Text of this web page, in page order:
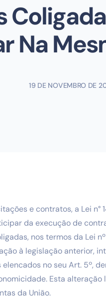
Na
19 DE NOVEMBRO DE
e contratos, a Lei n°
da execução de
nos termos da Lei
à legislação anterior,
no seu Art. 5º,
Esta
da União.